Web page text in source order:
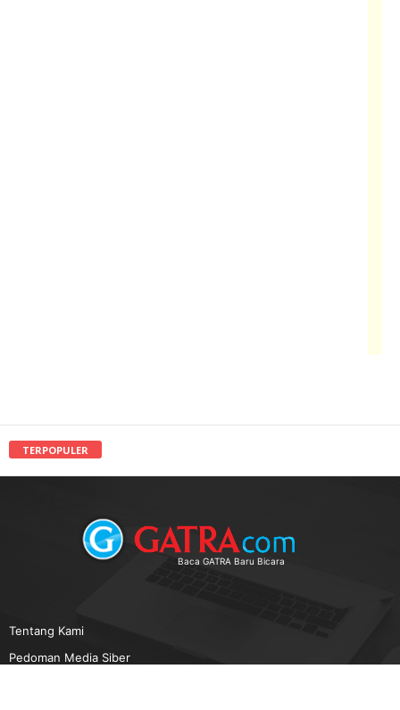
TERPOPULER
Baca GATRA Baru Bicara
Tentang Kami
Pedoman Media Siber